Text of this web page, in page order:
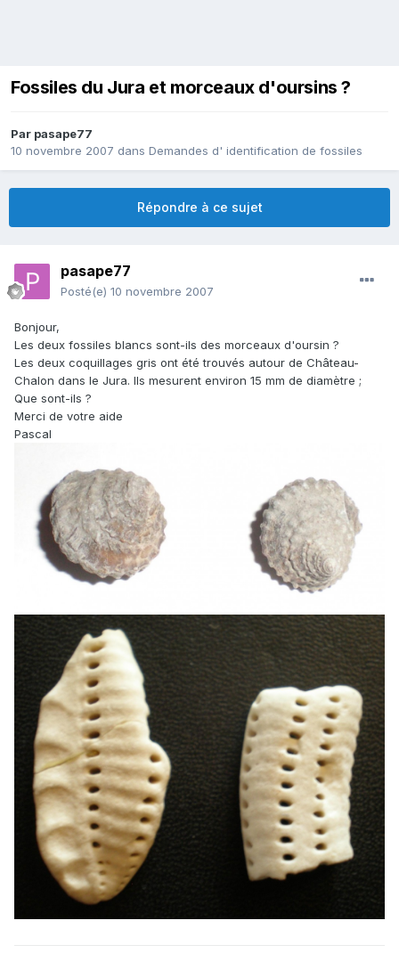
Fossiles du Jura et morceaux d'oursins ?
Par pasape77
10 novembre 2007 dans Demandes d' identification de fossiles
Répondre à ce sujet
pasape77
Posté(e) 10 novembre 2007
Bonjour,
Les deux fossiles blancs sont-ils des morceaux d'oursin ?
Les deux coquillages gris ont été trouvés autour de Château-
Chalon dans le Jura. Ils mesurent environ 15 mm de diamètre ;
Que sont-ils ?
Merci de votre aide
Pascal